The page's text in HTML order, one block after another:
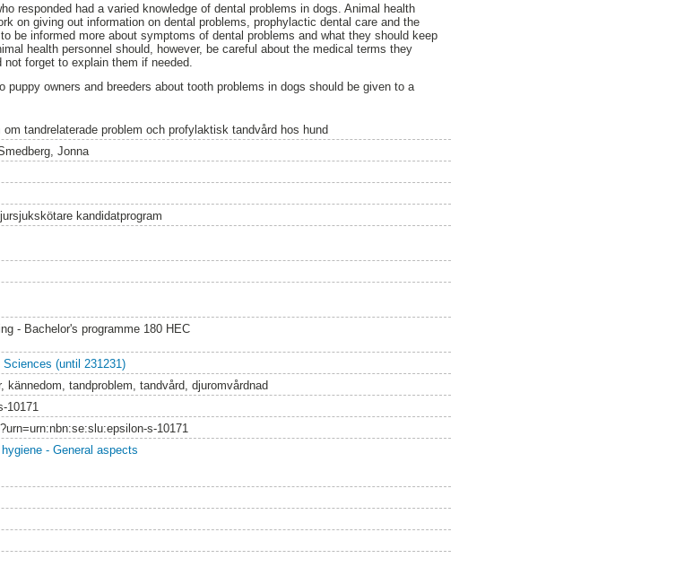
responded had a varied knowledge of dental problems in dogs. Animal health
on giving out information on dental problems, prophylactic dental care and the
be informed more about symptoms of dental problems and what they should keep
health personnel should, however, be careful about the medical terms they
forget to explain them if needed.
puppy owners and breeders about tooth problems in dogs should be given to a
om tandrelaterade problem och profylaktisk tandvård hos hund
Jonna
kandidatprogram
- Bachelor's programme 180 HEC
(until 231231)
kännedom, tandproblem, tandvård, djuromvårdnad
10171
s-10171
- General aspects